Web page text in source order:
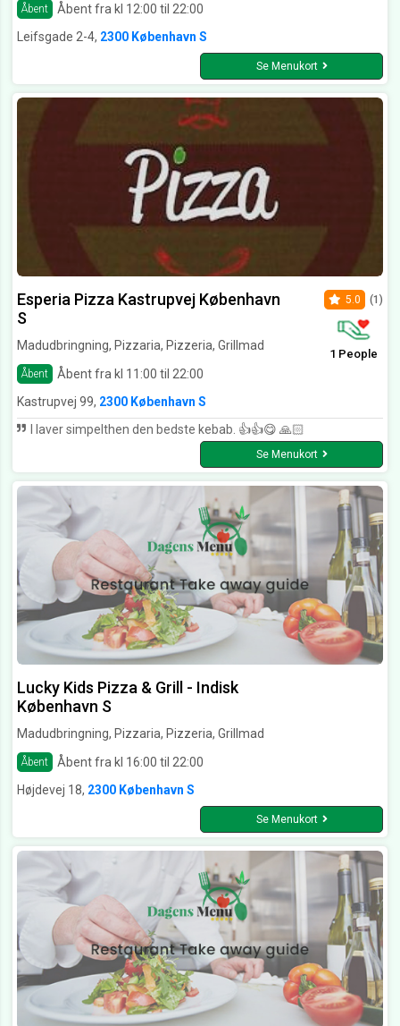
Åbent Åbent fra kl 12:00 til 22:00
Leifsgade 2-4, 2300 København S
Se Menukort
Esperia Pizza Kastrupvej København
S
Madudbringning, Pizzaria, Pizzeria, Grillmad
Åbent Åbent fra kl 11:00 til 22:00
5.0 (1)
1 People
Kastrupvej 99, 2300 København S
I laver simpelthen den bedste kebab. 👍👍😋 🙏🏻
Se Menukort
Lucky Kids Pizza & Grill - Indisk
København S
Madudbringning, Pizzaria, Pizzeria, Grillmad
Åbent
Åbent fra kl 16:00 til 22:00
Højdevej 18, 2300 København S
Se Menukort